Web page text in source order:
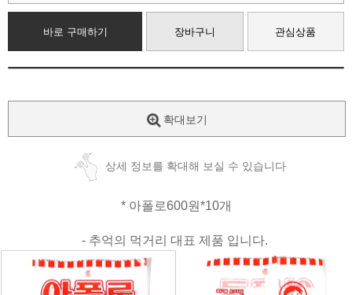
바로 구매하기 장바구니 관심상품
확대보기
상세 정보를 확대해 보실 수 있습니다
* 아폴로600원*10개
- 추억의 먹거리 대표 제품 입니다.